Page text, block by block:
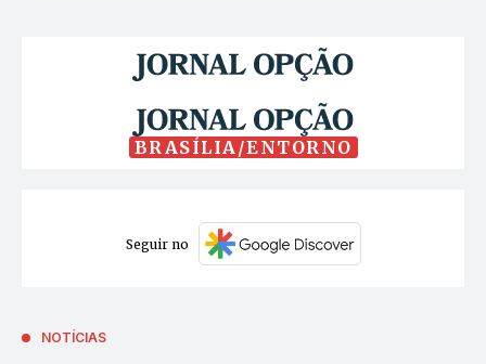
BRASÍLIA/ENTORNO
Seguir no
NOTÍCIAS